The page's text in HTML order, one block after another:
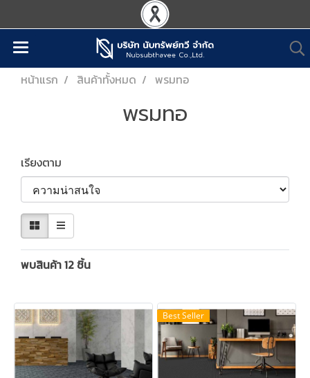
หน้าแรก สินค้าทั้งหมด พรมทอ
พรมทอ
เรียงตาม
พบสินค้า 12 ชิ้น
Best Seller